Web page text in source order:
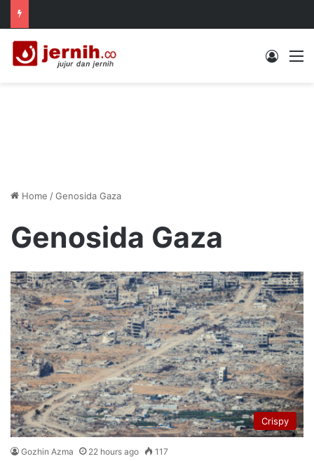
Log In
Home /Genosida Gaza
Genosida Gaza
Crispy
Gozhin Azma 22 hours ago 117